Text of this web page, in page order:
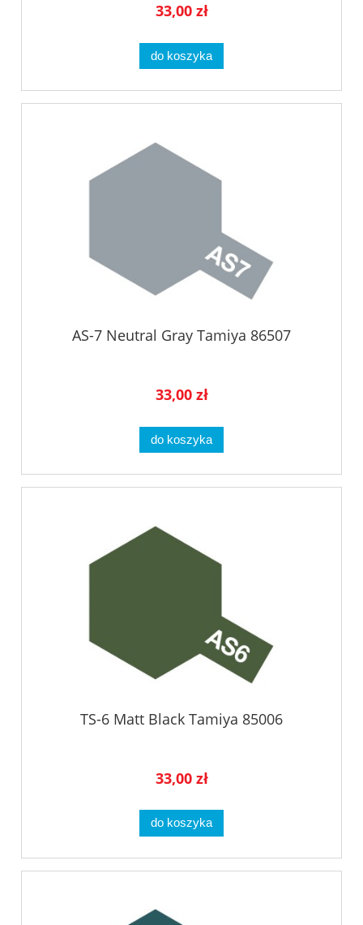
33,00 zł
do koszyka
AS-7 Neutral Gray Tamiya 86507
33,00 zł
do koszyka
TS-6 Matt Black Tamiya 85006
33,00 zł
do koszyka